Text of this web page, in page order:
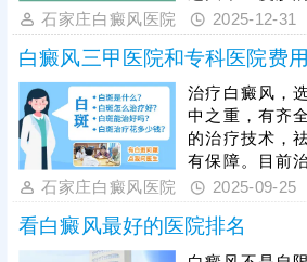
疗均有明确且
无重复收费、
地治白癜风口
者信赖。可结
及经济情况选
范治疗，科学
斑。
石家庄白癜风医院 2025-12-31
白癜风三甲医院和专科医院费
治疗白癜风，
中之重，有齐
的治疗技术，
有保障。目前
有综合性的有
甲医院和专科
院的检查、治
石家庄白癜风医院 2025-09-25
看白癜风最好的医院排名